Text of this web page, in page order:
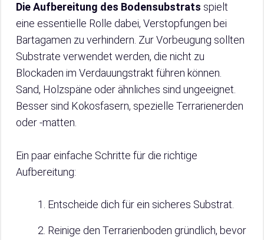
Die Aufbereitung des Bodensubstrats spielt
eine essentielle Rolle dabei, Verstopfungen bei
Bartagamen zu verhindern. Zur Vorbeugung sollten
Substrate verwendet werden, die nicht zu
Blockaden im Verdauungstrakt führen können.
Sand, Holzspäne oder ähnliches sind ungeeignet.
Besser sind Kokosfasern, spezielle Terrarienerden
oder -matten.
Ein paar einfache Schritte für die richtige
Aufbereitung:
Entscheide dich für ein sicheres Substrat.
Reinige den Terrarienboden gründlich, bevor